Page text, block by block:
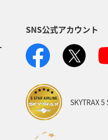
SNS公式アカウント
SKYTRAX